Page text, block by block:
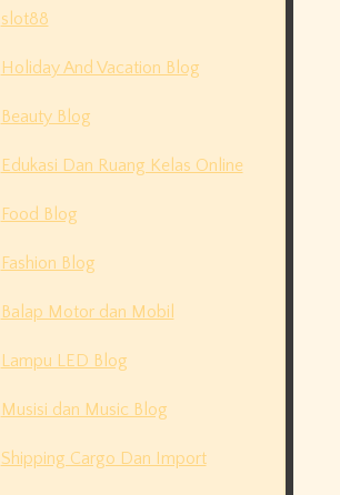
slot88
Holiday And Vacation Blog
Beauty Blog
Edukasi Dan Ruang Kelas Online
Food Blog
Fashion Blog
Balap Motor dan Mobil
Lampu LED Blog
Musisi dan Music Blog
Shipping Cargo Dan Import